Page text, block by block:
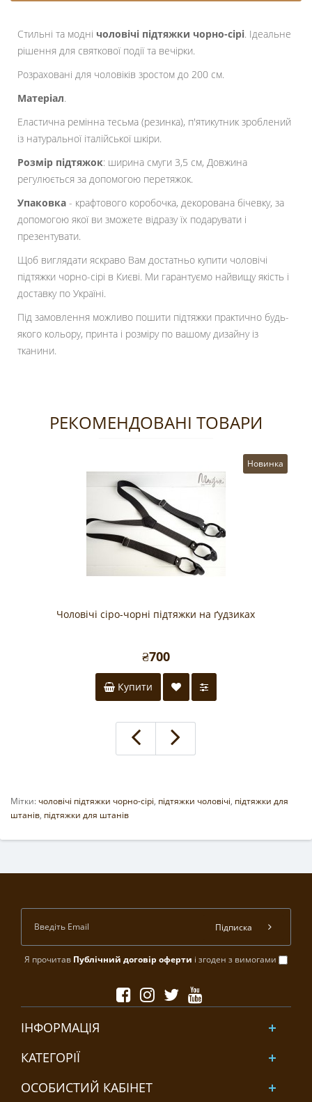
Стильні та модні чоловічі підтяжки чорно-сірі. Ідеальне
рішення для святкової події та вечірки.
Розраховані для чоловіків зростом до 200 см.
Матеріал.
Еластична ремінна тесьма (резинка), п'ятикутник зроблений
із натуральної італійської шкіри.
Розмір підтяжок: ширина смуги 3,5 см, Довжина
регулюється за допомогою перетяжок.
Упаковка - крафтового коробочка, декорована бічевку, за
допомогою якої ви зможете відразу їх подарувати і
презентувати.
Щоб виглядати яскраво Вам достатньо купити чоловічі
підтяжки чорно-сірі в Києві. Ми гарантуємо найвищу якість і
доставку по Україні.
Під замовлення можливо пошити підтяжки практично будь-
якого кольору, принта і розміру по вашому дизайну із
тканини.
РЕКОМЕНДОВАНІ ТОВАРИ
Новинка
Чоловічі сіро-чорні підтяжки на ґудзиках
₴700
Купити
Мітки: чоловічі підтяжки чорно-сірі, підтяжки чоловічі, підтяжки для
штанів, підтяжки для штанів
Я прочитав Публічний договір оферти і згоден з вимогами
Підписка
ІНФОРМАЦІЯ
КАТЕГОРІЇ
ОСОБИСТИЙ КАБІНЕТ